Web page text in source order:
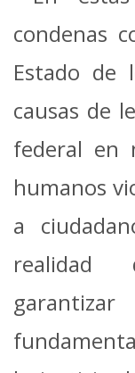
condenas
Estado de
causas de
federal en
humanos
a
realidad